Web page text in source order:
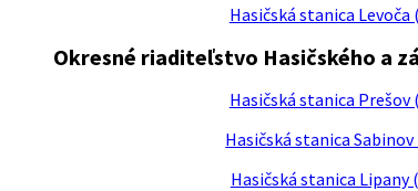
Hasičská stanica Levoča
Okresné riaditeľstvo Hasičského a
Hasičská stanica Prešov
Hasičská stanica Sabinov
Hasičská stanica Lipany